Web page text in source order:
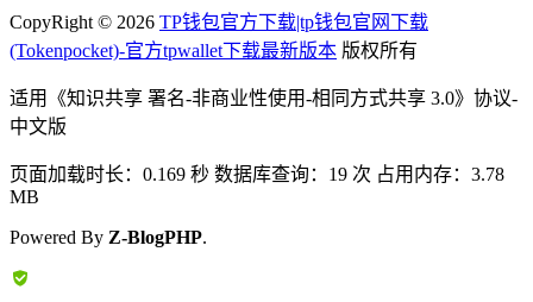
CopyRight © 2026 TP钱包官方下载|tp钱包官网下载
(Tokenpocket)-官方tpwallet下载最新版本 版权所有
适用《知识共享 署名-非商业性使用-相同方式共享 3.0》协议-
中文版
页面加载时长：0.169 秒 数据库查询：19 次 占用内存：3.78
MB
Powered By Z-BlogPHP.